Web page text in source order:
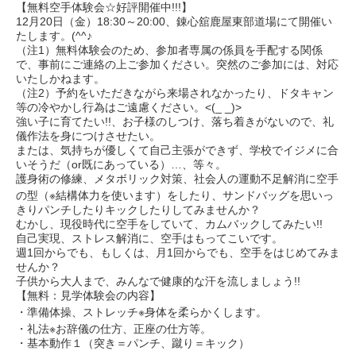
【無料空手体験会☆好評開催中!!!】
12月20日（金）18:30～20:00、錬心舘鹿屋東部道場にて開催い
たします。(^^♪
（注1）無料体験会のため、参加者専属の係員を手配する関係
で、事前にご連絡の上ご参加ください。突然のご参加には、対応
いたしかねます。
（注2）予約をいただきながら来場されなかったり、ドタキャン
等の冷やかし行為はご遠慮ください。<(_ _)>
強い子に育てたい!!、お子様のしつけ、落ち着きがないので、礼
儀作法を身につけさせたい。
または、気持ちが優しくて自己主張ができず、学校でイジメに合
いそうだ（or既にあっている）…、等々。
護身術の修練、メタボリック対策、社会人の運動不足解消に空手
の型（※結構体力を使います）をしたり、サンドバッグを思いっ
きりパンチしたりキックしたりしてみませんか？
むかし、現役時代に空手をしていて、カムバックしてみたい!!
自己実現、ストレス解消に、空手はもってこいです。
週1回からでも、もしくは、月1回からでも、空手をはじめてみま
せんか？
子供から大人まで、みんなで健康的な汗を流しましょう!!
【無料：見学体験会の内容】
・準備体操、ストレッチ※身体を柔らかくします。
・礼法※お辞儀の仕方、正座の仕方等。
・基本動作１（突き＝パンチ、蹴り＝キック）